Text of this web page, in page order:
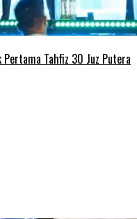
Tahfiz 30 Juz Putera